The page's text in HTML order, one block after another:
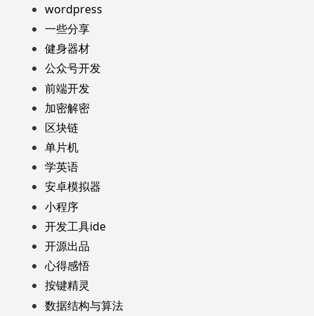
wordpress
一些分享
健身器材
公众号开发
前端开发
加密解密
区块链
单片机
学英语
安卓模拟器
小程序
开发工具ide
开源出品
心得感悟
按键精灵
数据结构与算法